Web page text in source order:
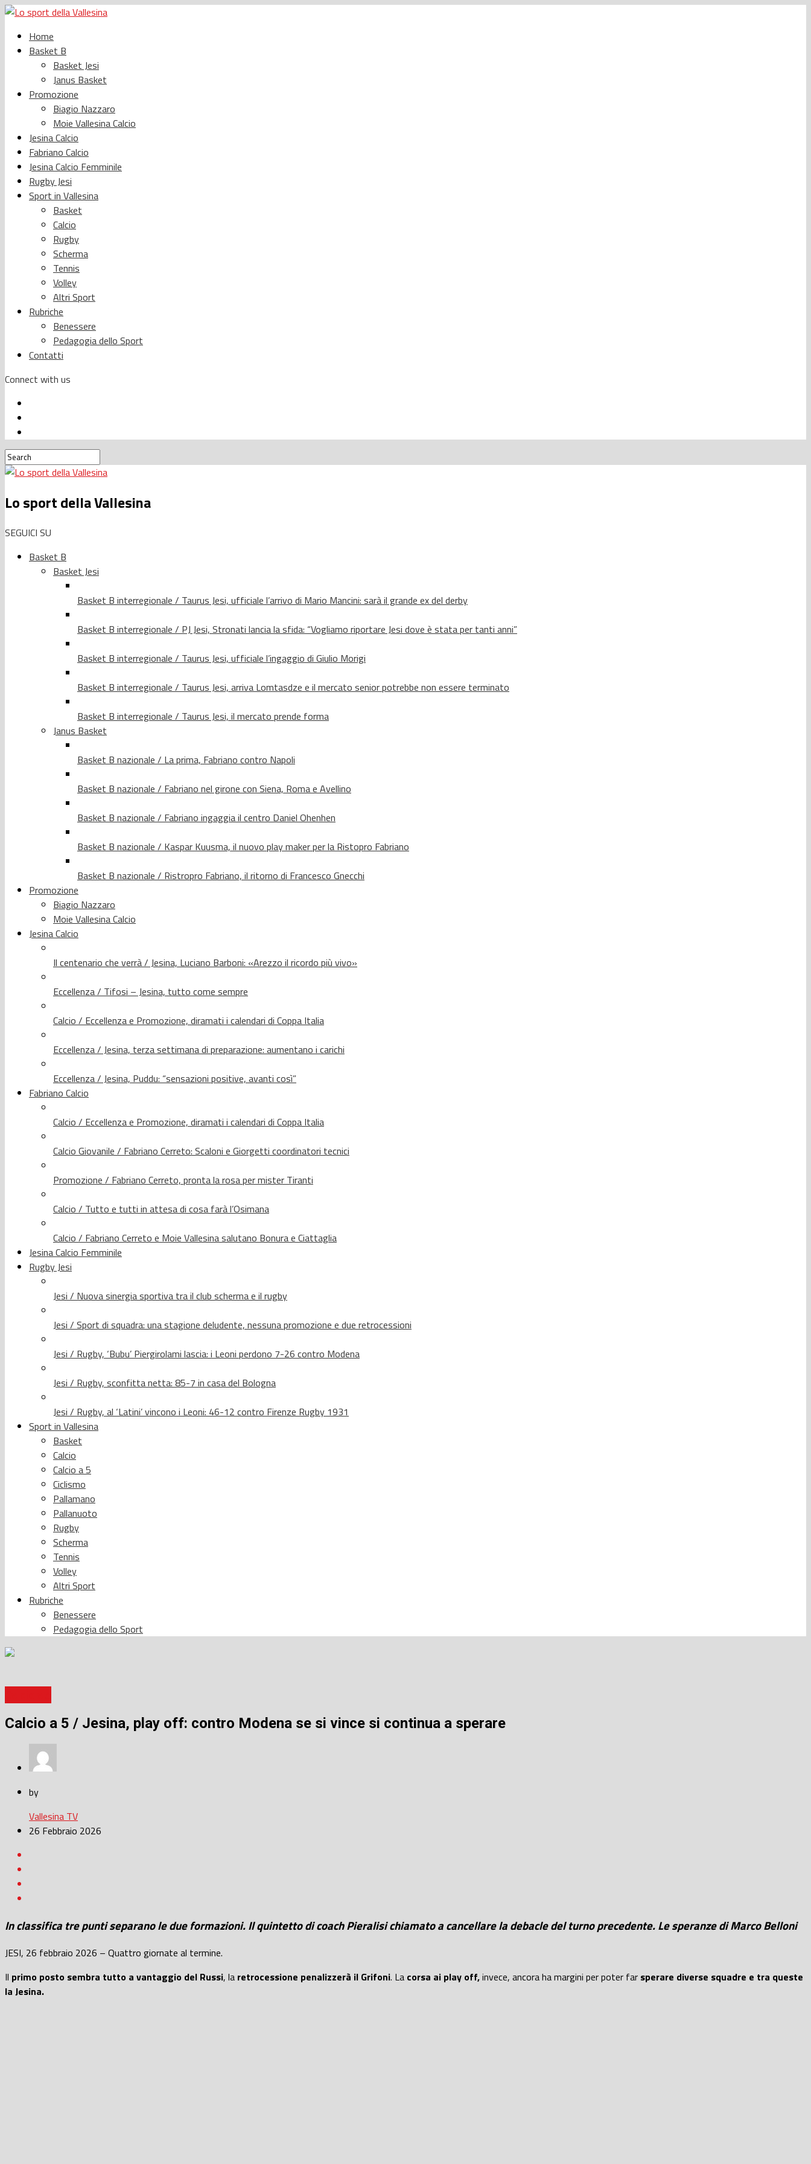
Home
Basket B
Basket Jesi
Janus Basket
Promozione
Biagio Nazzaro
Moie Vallesina Calcio
Jesina Calcio
Fabriano Calcio
Jesina Calcio Femminile
Rugby Jesi
Sport in Vallesina
Basket
Calcio
Rugby
Scherma
Tennis
Volley
Altri Sport
Rubriche
Benessere
Pedagogia dello Sport
Contatti
Connect with us
Lo sport della Vallesina
SEGUICI SU
Basket B
Basket Jesi
Basket B interregionale / Taurus Jesi, ufficiale l’arrivo di Mario Mancini: sarà il grande ex del derby
Basket B interregionale / PJ Jesi, Stronati lancia la sfida: “Vogliamo riportare Jesi dove è stata per tanti anni”
Basket B interregionale / Taurus Jesi, ufficiale l’ingaggio di Giulio Morigi
Basket B interregionale / Taurus Jesi, arriva Lomtasdze e il mercato senior potrebbe non essere terminato
Basket B interregionale / Taurus Jesi, il mercato prende forma
Janus Basket
Basket B nazionale / La prima, Fabriano contro Napoli
Basket B nazionale / Fabriano nel girone con Siena, Roma e Avellino
Basket B nazionale / Fabriano ingaggia il centro Daniel Ohenhen
Basket B nazionale / Kaspar Kuusma, il nuovo play maker per la Ristopro Fabriano
Basket B nazionale / Ristropro Fabriano, il ritorno di Francesco Gnecchi
Promozione
Biagio Nazzaro
Moie Vallesina Calcio
Jesina Calcio
Il centenario che verrà / Jesina, Luciano Barboni: «Arezzo il ricordo più vivo»
Eccellenza / Tifosi – Jesina, tutto come sempre
Calcio / Eccellenza e Promozione, diramati i calendari di Coppa Italia
Eccellenza / Jesina, terza settimana di preparazione: aumentano i carichi
Eccellenza / Jesina, Puddu: “sensazioni positive, avanti così”
Fabriano Calcio
Calcio / Eccellenza e Promozione, diramati i calendari di Coppa Italia
Calcio Giovanile / Fabriano Cerreto: Scaloni e Giorgetti coordinatori tecnici
Promozione / Fabriano Cerreto, pronta la rosa per mister Tiranti
Calcio / Tutto e tutti in attesa di cosa farà l’Osimana
Calcio / Fabriano Cerreto e Moie Vallesina salutano Bonura e Ciattaglia
Jesina Calcio Femminile
Rugby Jesi
Jesi / Nuova sinergia sportiva tra il club scherma e il rugby
Jesi / Sport di squadra: una stagione deludente, nessuna promozione e due retrocessioni
Jesi / Rugby, ‘Bubu’ Piergirolami lascia: i Leoni perdono 7-26 contro Modena
Jesi / Rugby, sconfitta netta: 85-7 in casa del Bologna
Jesi / Rugby, al ‘Latini’ vincono i Leoni: 46-12 contro Firenze Rugby 1931
Sport in Vallesina
Basket
Calcio
Calcio a 5
Ciclismo
Pallamano
Pallanuoto
Rugby
Scherma
Tennis
Volley
Altri Sport
Rubriche
Benessere
Pedagogia dello Sport
Calcio a 5 / Jesina, play off: contro Modena se si vince si continua a sperare
by
Vallesina TV
26 Febbraio 2026
In classifica tre punti separano le due formazioni. Il quintetto di coach Pieralisi chiamato a cancellare la debacle del turno precedente. Le speranze di Marco Belloni
JESI, 26 febbraio 2026 – Quattro giornate al termine.
Il primo posto sembra tutto a vantaggio del Russi, la retrocessione penalizzerà il Grifoni. La corsa ai play off,invece, ancora ha margini per poter far sperare diverse squadre e tra queste
la Jesina.